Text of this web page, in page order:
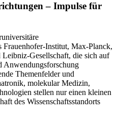
– Impulse für
Frauenhofer-Institut, Max-Planck,
Gesellschaft, die sich auf
Anwendungsforschung
Themenfelder und
molekular Medizin,
stellen nur einen kleinen
des Wissenschaftsstandorts